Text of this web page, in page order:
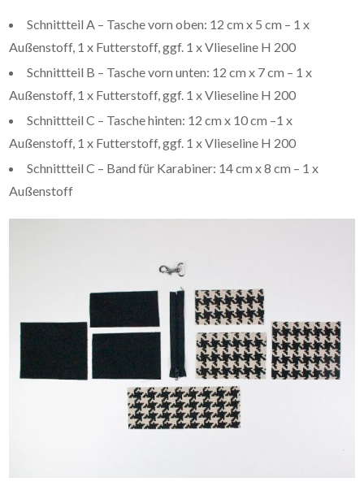
Schnittteil A – Tasche vorn oben: 12 cm x 5 cm – 1 x
Außenstoff, 1 x Futterstoff, ggf. 1 x Vlieseline H 200
Schnittteil B – Tasche vorn unten: 12 cm x 7 cm – 1 x
Außenstoff, 1 x Futterstoff, ggf. 1 x Vlieseline H 200
Schnittteil C – Tasche hinten: 12 cm x 10 cm –1 x
Außenstoff, 1 x Futterstoff, ggf. 1 x Vlieseline H 200
Schnittteil C – Band für Karabiner: 14 cm x 8 cm – 1 x
Außenstoff